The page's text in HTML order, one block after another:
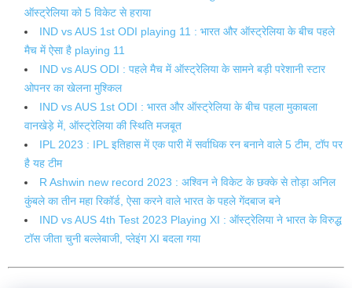
ऑस्ट्रेलिया को 5 विकेट से हराया
IND vs AUS 1st ODI playing 11 : भारत और ऑस्ट्रेलिया के बीच पहले
मैच में ऐसा है playing 11
IND vs AUS ODI : पहले मैच में ऑस्ट्रेलिया के सामने बड़ी परेशानी स्टार
ओपनर का खेलना मुश्किल
IND vs AUS 1st ODI : भारत और ऑस्ट्रेलिया के बीच पहला मुकाबला
वानखेड़े में, ऑस्ट्रेलिया की स्थिति मजबूत
IPL 2023 : IPL इतिहास में एक पारी में सर्वाधिक रन बनाने वाले 5 टीम, टॉप पर
है यह टीम
R Ashwin new record 2023 : अश्विन ने विकेट के छक्के से तोड़ा अनिल
कुंबले का तीन महा रिकॉर्ड, ऐसा करने वाले भारत के पहले गेंदबाज बने
IND vs AUS 4th Test 2023 Playing XI : ऑस्ट्रेलिया ने भारत के विरुद्ध
टॉस जीता चुनी बल्लेबाजी, प्लेइंग XI बदला गया